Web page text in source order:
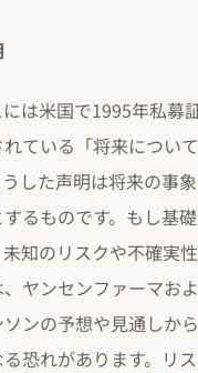
は米国で1995年私募
ている「将来につい
した声明は将来の事
るものです。もし基
知のリスクや不確実
ヤンセンファーマお
ンの予想や見通しか
恐れがあります。リ